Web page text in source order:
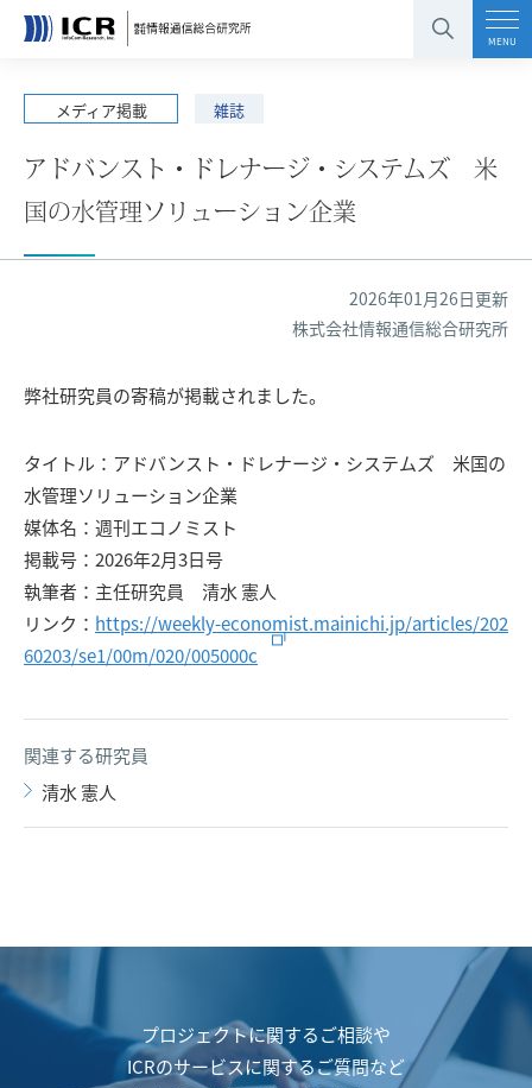
MENU
メディア掲載 雑誌
アドバンスト・ドレナージ・システムズ 米
国の水管理ソリューション企業
2026年01月26日更新
株式会社情報通信総合研究所
弊社研究員の寄稿が掲載されました。
タイトル：アドバンスト・ドレナージ・システムズ 米国の
水管理ソリューション企業
媒体名：週刊エコノミスト
掲載号：2026年2月3日号
執筆者：主任研究員 清水 憲人
リンク： https://weekly-economist.mainichi.jp/articles/202
60203/se1/00m/020/005000c
関連する研究員
清水 憲人
プロジェクトに関するご相談や
ICRのサービスに関するご質問など